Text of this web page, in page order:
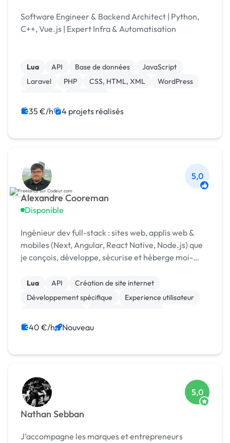
Software Engineer & Backend Architect | Python,
C++, Vue.js | Expert Infra & Automatisation
Lua API Base de données
JavaScript
Laravel
PHP CSS, HTML, XML
WordPress
35 €/h 4 projets réalisés
Alexandre Cooreman
Disponible
5,0
Ingénieur dev full-stack : sites web, applis web &
mobiles (Next, Angular, React Native, Node.js) que
je conçois, développe, sécurise et héberge moi-
Lua API
Création de site internet
Développement spécifique
Experience utilisateur
Integration HTML
40 €/h Nouveau
Nathan Sebban
5,0
J’accompagne les marques et entrepreneurs